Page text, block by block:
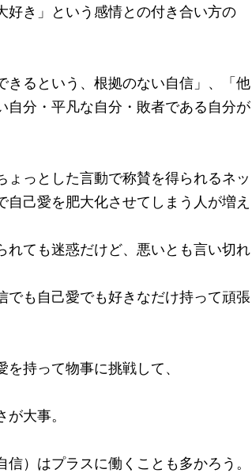
好き」という感情との付き合い方の
きるという、根拠のない自信」、「他
自分・平凡な自分・敗者である自分が
っとした言動で称賛を得られるネッ
己愛を肥大化させてしまう人が増え
ても迷惑だけど、悪いとも言い切れ
も自己愛でも好きなだけ持って頑張
持って物事に挑戦して、
大事。
）はプラスに働くことも多かろう。